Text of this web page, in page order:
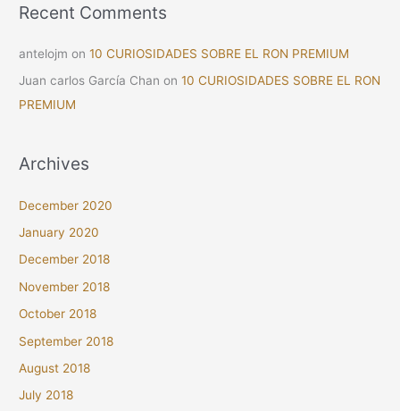
Recent Comments
antelojm on10 CURIOSIDADES SOBRE EL RON PREMIUM
Juan carlos García Chan on10 CURIOSIDADES SOBRE EL RON
PREMIUM
Archives
December 2020
January 2020
December 2018
November 2018
October 2018
September 2018
August 2018
July 2018